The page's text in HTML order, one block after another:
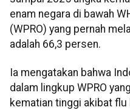
enam negara di bawah
(WPRO) yang pernah
adalah 66,3 persen.
Ia mengatakan bahwa
dalam lingkup WPRO
kematian tinggi akibat